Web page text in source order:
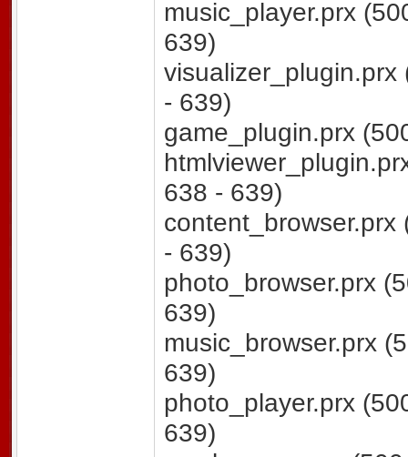
music_player.prx
639)
- 639)
game_plugin.prx
638 - 639)
- 639)
photo_browser.prx
639)
music_browser.prx
639)
photo_player.prx
639)